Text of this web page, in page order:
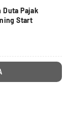
Duta Pajak
Start